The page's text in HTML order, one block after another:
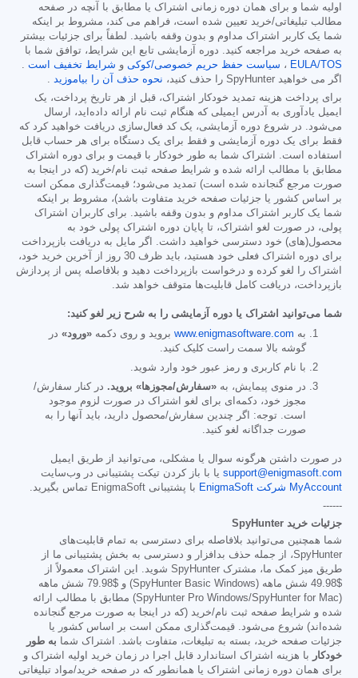
اولیه شما و برای همان دوره زمانی اشتراک یا مطابق با آنچه در صفحه
مطالب تبلیغاتی/خرید تعیین شده است، فراهم می کند، مشروط بر اینکه
شما یک کاربر اشتراک مداوم و بدون وقفه باشید. لطفاً برای جزئیات بیشتر
به صفحه خرید مراجعه کنید. دوره آزمایشی تابع این شرایط، توافق شما با
EULA/TOS ، سیاست حفظ حریم خصوصی/کوکی و شرایط تخفیف است .
اگر می خواهید SpyHunter را حذف کنید،
نحوه حذف آن را بیاموزید .
برای پرداخت هزینه تمدید خودکار اشتراک، قبل از هر تاریخ پرداخت، یک
ایمیل یادآوری به آدرس ایمیلی که هنگام ثبت نام ارائه داده‌اید، ارسال
می‌شود. در شروع دوره آزمایشی، یک کد فعال‌سازی دریافت خواهید کرد که
فقط برای یک دوره آزمایشی و فقط برای یک دستگاه برای هر حساب قابل
استفاده است. اشتراک شما به طور خودکار با قیمت و برای دوره اشتراک
مطابق با مطالب ارائه شده و شرایط صفحه ثبت نام/خرید (که در اینجا به
صورت مرجع گنجانده شده است) تمدید می‌شود؛ قیمت‌گذاری ممکن است
بر اساس کشور یا جزئیات صفحه خرید متفاوت باشد)، مشروط بر اینکه
شما یک کاربر اشتراک مداوم و بدون وقفه باشید. برای کاربران اشتراک
پولی، در صورت لغو اشتراک، تا پایان دوره اشتراک پولی خود به
محصول(های) خود دسترسی خواهید داشت. اگر مایل به دریافت بازپرداخت
برای دوره اشتراک فعلی خود هستید، باید ظرف 30 روز از آخرین خرید خود،
اشتراک را لغو کرده و درخواست بازپرداخت دهید و بلافاصله پس از پردازش
بازپرداخت، دریافت کامل قابلیت‌ها متوقف خواهد شد.
شما می‌توانید اشتراک یا دوره آزمایشی را به شرح زیر لغو کنید:
به www.enigmasoftware.com بروید و روی دکمه «ورود» در
گوشه بالا سمت راست کلیک کنید.
با نام کاربری و رمز عبور خود وارد شوید.
در منوی پیمایش، به «سفارش/مجوزها» بروید. در کنار سفارش/
مجوز خود، دکمه‌ای برای لغو اشتراک در صورت لزوم موجود
است. توجه: اگر چندین سفارش/محصول دارید، باید آنها را به
صورت جداگانه لغو کنید.
در صورت داشتن هرگونه سوال یا مشکلی، می‌توانید از طریق ایمیل
support@enigmasoft.com یا با باز کردن تیکت پشتیبانی در وب‌سایت
MyAccount شرکت EnigmaSoft
با پشتیبانی EnigmaSoft تماس بگیرید.
------
جزئیات خرید SpyHunter
شما همچنین می‌توانید بلافاصله برای دسترسی به تمام قابلیت‌های
SpyHunter، از جمله حذف بدافزار و دسترسی به بخش پشتیبانی ما از
طریق میز کمک ما، مشترک SpyHunter شوید. این اشتراک معمولاً از
$49.98
شش ماهه (SpyHunter Basic Windows) و $79.98
شش ماهه
(SpyHunter Pro Windows/SpyHunter for Mac) مطابق با مطالب ارائه
شده و شرایط صفحه ثبت نام/خرید (که در اینجا به صورت مرجع گنجانده
شده‌اند) شروع می‌شود. قیمت‌گذاری ممکن است بر اساس کشور یا
جزئیات صفحه خرید، بسته به تبلیغات، متفاوت باشد. اشتراک شما به طور
خودکار
با هزینه اشتراک استاندارد قابل اجرا در زمان خرید اولیه اشتراک و
برای همان دوره زمانی اشتراک یا همانطور که در صفحه خرید/مواد تبلیغاتی